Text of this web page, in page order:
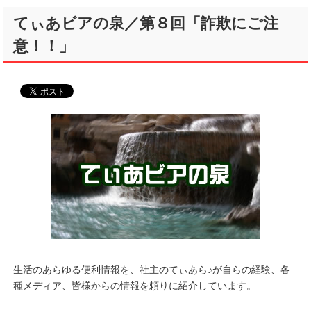
てぃあビアの泉／第８回「詐欺にご注
意！！」
生活のあらゆる便利情報を、社主のてぃあら♪が自らの経験、各
種メディア、皆様からの情報を頼りに紹介しています。